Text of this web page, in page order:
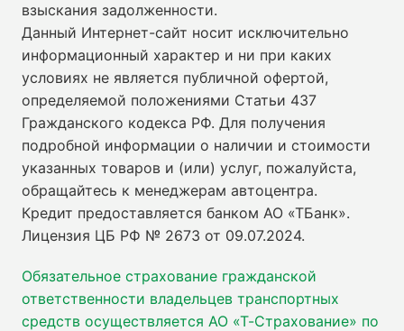
взыскания задолженности.
Данный Интернет-сайт носит исключительно
информационный характер и ни при каких
условиях не является публичной офертой,
определяемой положениями Статьи 437
Гражданского кодекса РФ. Для получения
подробной информации о наличии и стоимости
указанных товаров и (или) услуг, пожалуйста,
обращайтесь к менеджерам автоцентра.
Кредит предоставляется банком АО «ТБанк».
Лицензия ЦБ РФ № 2673 от 09.07.2024.
Обязательное страхование гражданской
ответственности владельцев транспортных
средств осуществляется АО «Т-Страхование» по